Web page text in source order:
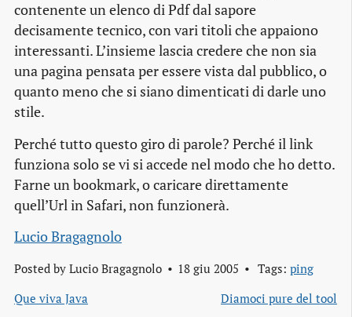
contenente un elenco di Pdf dal sapore
decisamente tecnico, con vari titoli che appaiono
interessanti. L’insieme lascia credere che non sia
una pagina pensata per essere vista dal pubblico, o
quanto meno che si siano dimenticati di darle uno
stile.
Perché tutto questo giro di parole? Perché il link
funziona solo se vi si accede nel modo che ho detto.
Farne un bookmark, o caricare direttamente
quell’Url in Safari, non funzionerà.
Lucio Bragagnolo
Posted by Lucio Bragagnolo 18 giu 2005 Tags: ping
Que viva Java
Diamoci pure del tool